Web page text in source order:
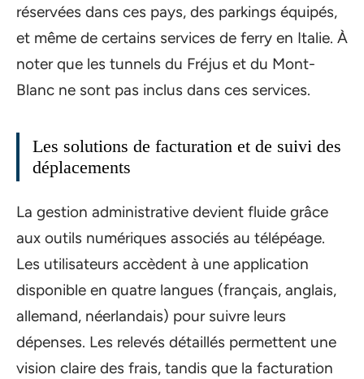
réservées dans ces pays, des parkings équipés,
et même de certains services de ferry en Italie. À
noter que les tunnels du Fréjus et du Mont-
Blanc ne sont pas inclus dans ces services.
Les solutions de facturation et de suivi des
déplacements
La gestion administrative devient fluide grâce
aux outils numériques associés au télépéage.
Les utilisateurs accèdent à une application
disponible en quatre langues (français, anglais,
allemand, néerlandais) pour suivre leurs
dépenses. Les relevés détaillés permettent une
vision claire des frais, tandis que la facturation